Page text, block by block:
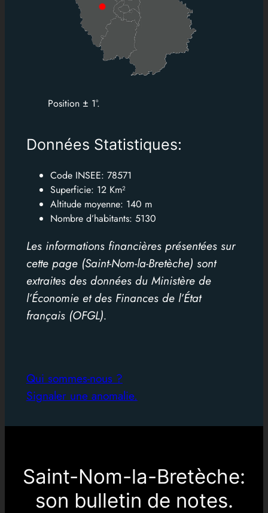
Position ± 1°.
Données Statistiques:
Code INSEE: 78571
Superficie: 12 Km²
Altitude moyenne: 140 m
Nombre d’habitants: 5130
Les informations financières présentées sur
cette page (Saint-Nom-la-Bretèche) sont
extraites des données du Ministère de
l’Économie et des Finances de l’État
français (OFGL).
Qui sommes-nous ?
Signaler une anomalie.
Saint-Nom-la-Bretèche:
son bulletin de notes.